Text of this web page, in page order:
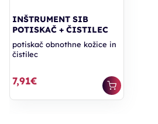
INŠTRUMENT SIB
POTISKAČ + ČISTILEC
potiskač obnothne kožice in
čistilec
7,91€